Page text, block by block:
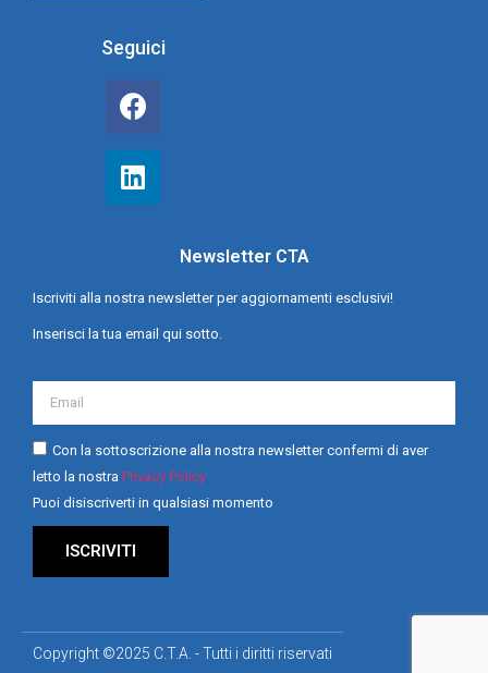
Seguici
Newsletter CTA
Iscriviti alla nostra newsletter per aggiornamenti esclusivi!
Inserisci la tua email qui sotto.
Con la sottoscrizione alla nostra newsletter confermi di aver
letto la nostra Privacy Policy
Puoi disiscriverti in qualsiasi momento
ISCRIVITI
Copyright ©2025 C.T.A. - Tutti i diritti riservati